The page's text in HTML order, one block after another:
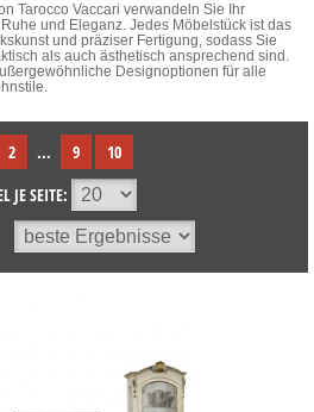
Tarocco Vaccari verwandeln Sie Ihr
und Eleganz. Jedes Möbelstück ist das
und präziser Fertigung, sodass Sie
als auch ästhetisch ansprechend sind.
Designoptionen für alle
2 ... 9
10
JE SEITE: